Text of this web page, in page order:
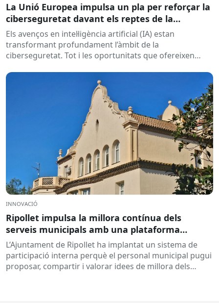
La Unió Europea impulsa un pla per reforçar la
ciberseguretat davant els reptes de la
intel·ligència artificial
Els avenços en intel·ligència artificial (IA) estan
transformant profundament l’àmbit de la
ciberseguretat. Tot i les oportunitats que ofereixen
INNOVACIÓ
Ripollet impulsa la millora contínua dels
serveis municipals amb una plataforma
col·laborativa d’idees: DigiCanvis
L’Ajuntament de Ripollet ha implantat un sistema de
participació interna perquè el personal municipal pugui
proposar, compartir i valorar idees de millora dels